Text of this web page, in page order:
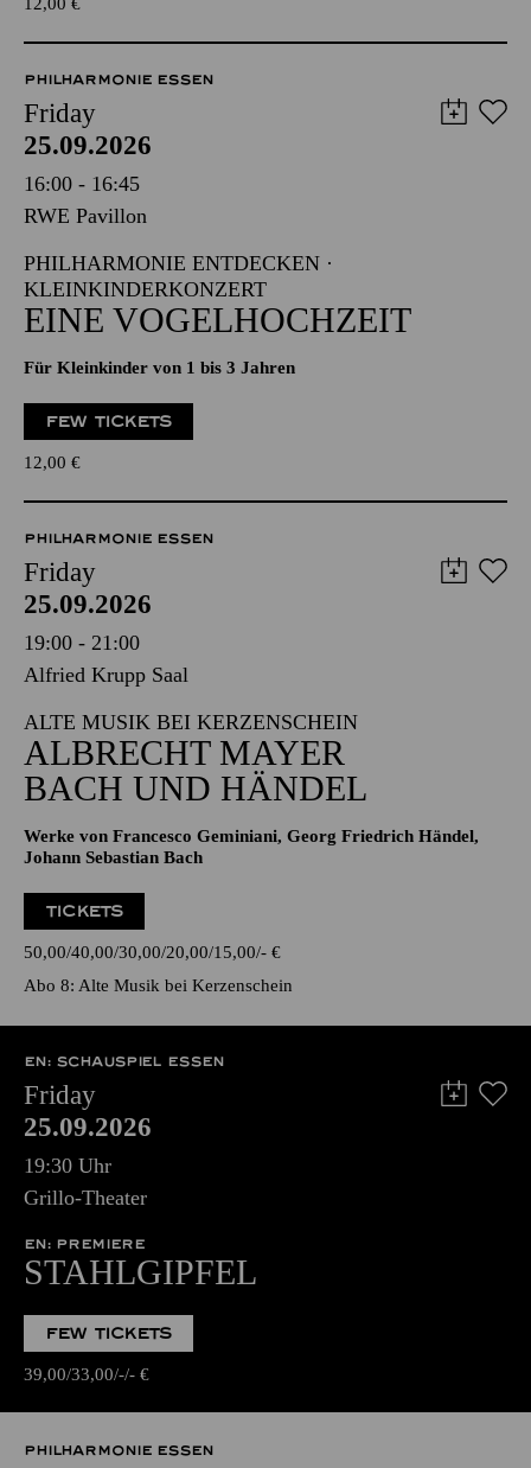
PHILHARMONIE ESSEN
Friday
25.09.2026
16:00 - 16:45
RWE Pavillon
PHILHARMONIE ENTDECKEN ·
KLEINKINDERKONZERT
EINE VOGELHOCHZEIT
Für Kleinkinder von 1 bis 3 Jahren
FEW TICKETS
12,00 €
PHILHARMONIE ESSEN
Friday
25.09.2026
19:00 - 21:00
Alfried Krupp Saal
ALTE MUSIK BEI KERZENSCHEIN
ALBRECHT MAYER
BACH UND HÄNDEL
Werke von Francesco Geminiani, Georg Friedrich Händel,
Johann Sebastian Bach
TICKETS
50,00 40,00 30,00 20,00 15,00 - €
Abo 8: Alte Musik bei Kerzenschein
EN: SCHAUSPIEL ESSEN
Friday
25.09.2026
19:30 Uhr
Grillo-Theater
EN: PREMIERE
STAHLGIPFEL
FEW TICKETS
39,00 33,00 - - €
PHILHARMONIE ESSEN